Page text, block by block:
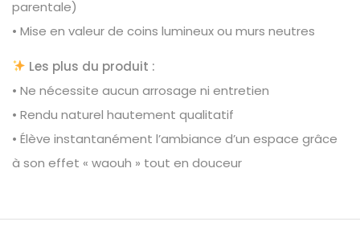
parentale)
• Mise en valeur de coins lumineux ou murs neutres
Les plus du produit :
• Ne nécessite aucun arrosage ni entretien
• Rendu naturel hautement qualitatif
• Élève instantanément l’ambiance d’un espace grâce
à son effet « waouh » tout en douceur